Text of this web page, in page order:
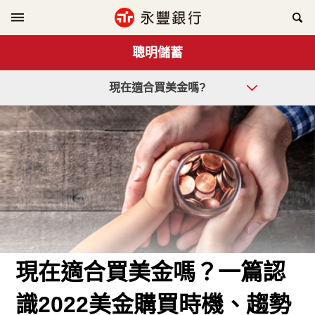
聰明儲蓄
現在適合買美金嗎?
現在適合買美金嗎？一篇認
識2022美金購買時機、趨勢